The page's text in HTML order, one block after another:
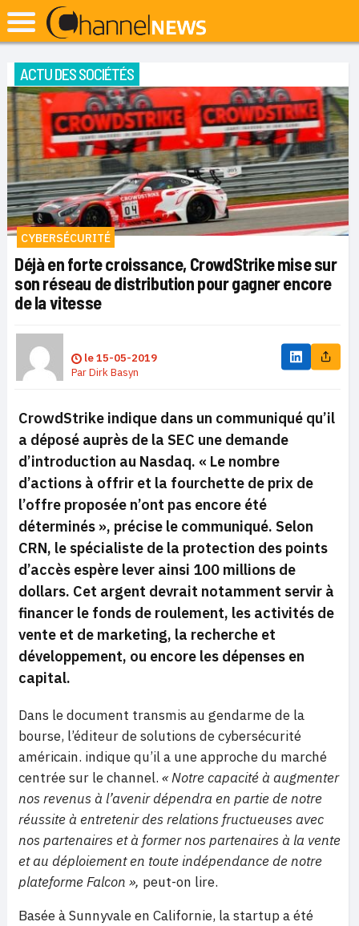
ACTU DES SOCIÉTÉS
CYBERSÉCURITÉ
Déjà en forte croissance, CrowdStrike mise sur
son réseau de distribution pour gagner encore
de la vitesse
le15-05-2019
ParDirk Basyn
CrowdStrike indique dans un communiqué qu’il
a déposé auprès de la SEC une demande
d’introduction au Nasdaq. « Le nombre
d’actions à offrir et la fourchette de prix de
l’offre proposée n’ont pas encore été
déterminés », précise le communiqué. Selon
CRN, le spécialiste de la protection des points
d’accès espère lever ainsi 100 millions de
dollars. Cet argent devrait notamment servir à
financer le fonds de roulement, les activités de
vente et de marketing, la recherche et
développement, ou encore les dépenses en
capital.
Dans le document transmis au gendarme de la
bourse, l’éditeur de solutions de cybersécurité
américain. indique qu’il a une approche du marché
centrée sur le channel. « Notre capacité à augmenter
nos revenus à l’avenir dépendra en partie de notre
réussite à entretenir des relations fructueuses avec
nos partenaires et à former nos partenaires à la vente
et au déploiement en toute indépendance de notre
plateforme Falcon », peut-on lire.
Basée à Sunnyvale en Californie, la startup a été